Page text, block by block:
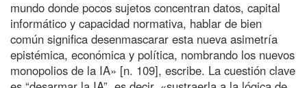
mundo donde pocos sujetos concentran datos, capital
informático y capacidad normativa, hablar de bien
común significa desenmascarar esta nueva asimetría
epistémica, económica y política, nombrando los nuevos
monopolios de la IA» [n. 109], escribe. La cuestión clave